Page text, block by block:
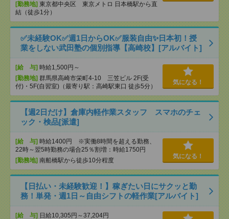
[勤務地] 東京都中央区 東京メトロ 日本橋駅から直
結（徒歩1分）
✅未経験OK✅週1日からOK✅服装自由✨日本初！授
業をしない武田塾の個別指導【高崎校】[アルバイト]
[給 与] 時給1,500円～
[勤務地] 群馬県高崎市栄町4-10 三笠ビル 2F(受
付)・5F(自習室)（最寄り駅：高崎駅東口 徒歩5分）
気になる！
【週2日だけ】倉庫内軽作業スタッフ スマホのチェ
ック・検品[派遣]
[給 与] 時給1400円 ※実働8時間を超える勤務、
22時～翌5時勤務の場合25％割増：時給1750円
[勤務地] 南船橋駅から徒歩10分程度
気になる！
【日払い・未経験歓迎！】稼ぎたい日にサクッと勤
務！単発・週1日～自由シフトの軽作業[アルバイト]
[給 与] 日給10,305円～37,204円